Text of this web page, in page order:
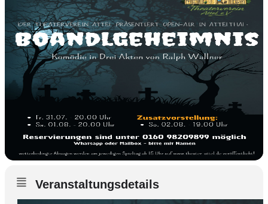
Veranstaltungsdetails